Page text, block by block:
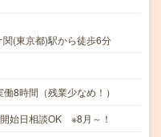
(東京都)駅から徒歩6分
8時間（残業少なめ！）
始日相談OK ※8月～！